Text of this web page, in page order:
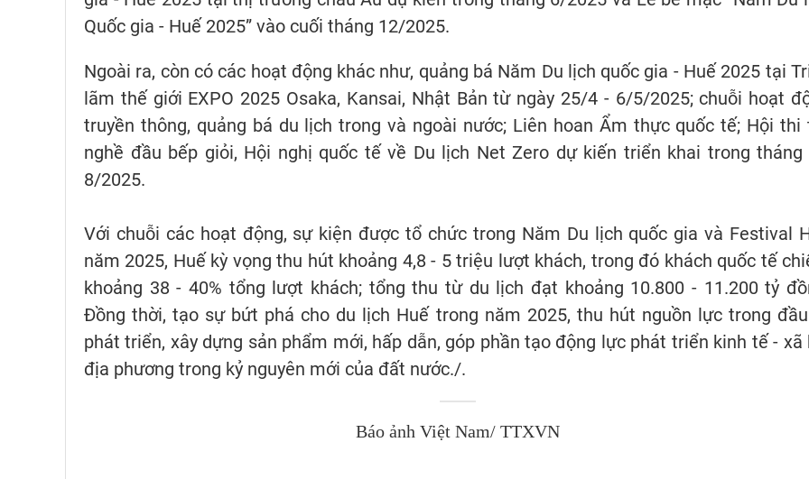
Quốc gia - Huế 2025” vào cuối tháng 12/2025.
Ngoài ra, còn có các hoạt động khác như, quảng bá Năm Du lịch quốc gia - Huế 2025 tại
lãm thế giới EXPO 2025 Osaka, Kansai, Nhật Bản từ ngày 25/4 - 6/5/2025; chuỗi hoạt
truyền thông, quảng bá du lịch trong và ngoài nước; Liên hoan Ẩm thực quốc tế; Hội thi
nghề đầu bếp giỏi, Hội nghị quốc tế về Du lịch Net Zero dự kiến triển khai trong tháng
8/2025.
Với chuỗi các hoạt động, sự kiện được tổ chức trong Năm Du lịch quốc gia và Festival
năm 2025, Huế kỳ vọng thu hút khoảng 4,8 - 5 triệu lượt khách, trong đó khách quốc tế
khoảng 38 - 40% tổng lượt khách; tổng thu từ du lịch đạt khoảng 10.800 - 11.200 tỷ
Đồng thời, tạo sự bứt phá cho du lịch Huế trong năm 2025, thu hút nguồn lực trong
phát triển, xây dựng sản phẩm mới, hấp dẫn, góp phần tạo động lực phát triển kinh tế - xã
địa phương trong kỷ nguyên mới của đất nước./.
Báo ảnh Việt Nam/ TTXVN